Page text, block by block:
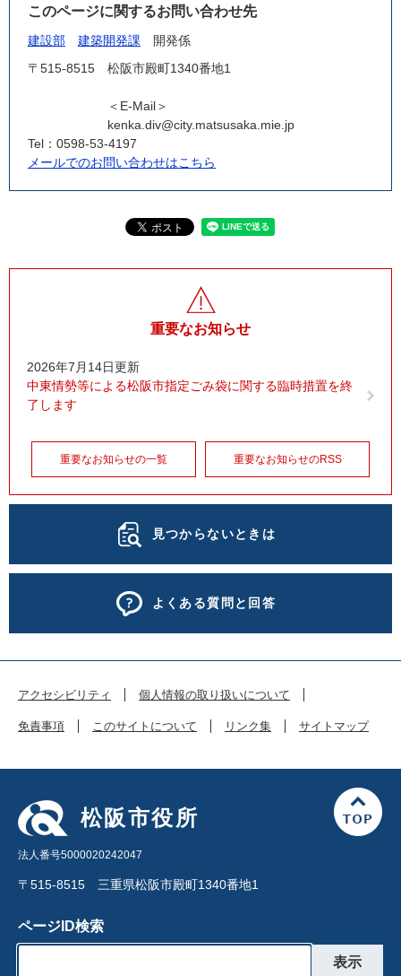
このページに関するお問い合わせ先
建設部 建築開発課
開発係
〒515-8515
松阪市殿町1340番地1
＜E-Mail＞
kenka.div@city.matsusaka.mie.jp
Tel：0598-53-4197
メールでのお問い合わせはこちら
重要なお知らせ
2026年7月14日更新
中東情勢等による松阪市指定ごみ袋に関する臨時措置を終
了します
重要なお知らせの一覧 重要なお知らせのRSS
見つからないときは
よくある質問と回答
アクセシビリティ 個人情報の取り扱いについて
免責事項 このサイトについて リンク集 サイトマップ
松阪市役所
法人番号5000020242047
〒515-8515 三重県松阪市殿町1340番地1
ページID検索